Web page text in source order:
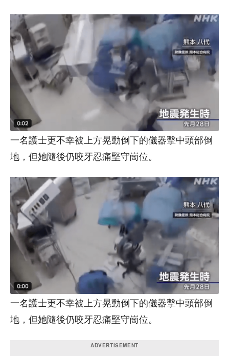
一名護士更不幸被上方晃動倒下的儀器擊中頭部倒
地，但她隨後仍咬牙忍痛堅守崗位。
一名護士更不幸被上方晃動倒下的儀器擊中頭部倒
地，但她隨後仍咬牙忍痛堅守崗位。